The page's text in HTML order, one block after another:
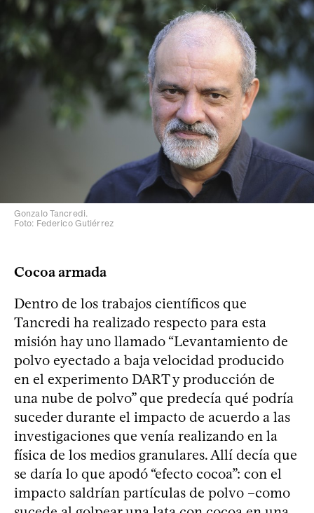
Gonzalo Tancredi.
Foto: Federico Gutiérrez
Cocoa armada
Dentro de los trabajos científicos que
Tancredi ha realizado respecto para esta
misión hay uno llamado “Levantamiento de
polvo eyectado a baja velocidad producido
en el experimento DART y producción de
una nube de polvo” que predecía qué podría
suceder durante el impacto de acuerdo a las
investigaciones que venía realizando en la
física de los medios granulares. Allí decía que
se daría lo que apodó “efecto cocoa”: con el
impacto saldrían partículas de polvo –como